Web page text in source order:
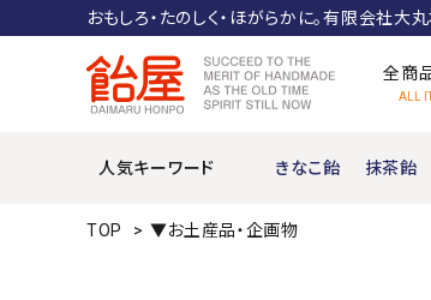
おもしろ・たのしく・ほがらかに。有限会社大
全商
ALL
人気キーワード きなこ飴 抹茶飴
TOP > ▼お土産品・企画物